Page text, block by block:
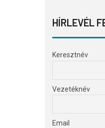
HÍRLEVÉL
Keresztnév
Vezetéknév
Email